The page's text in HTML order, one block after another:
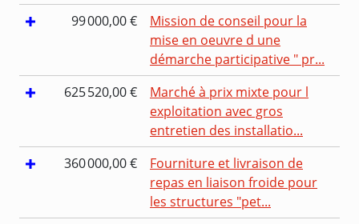
99 000,00 €
Mission de conseil pour la
mise en oeuvre d une
démarche participative " pr...
625 520,00 €
Marché à prix mixte pour l
exploitation avec gros
entretien des installatio...
360 000,00 €
Fourniture et livraison de
repas en liaison froide pour
les structures "pet...